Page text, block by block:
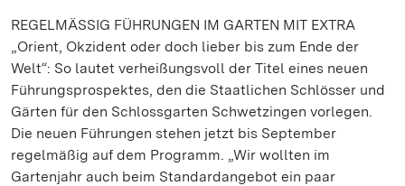
REGELMÄSSIG FÜHRUNGEN IM GARTEN MIT EXTRA
„Orient, Okzident oder doch lieber bis zum Ende der
Welt“: So lautet verheißungsvoll der Titel eines neuen
Führungsprospektes, den die Staatlichen Schlösser und
Gärten für den Schlossgarten Schwetzingen vorlegen.
Die neuen Führungen stehen jetzt bis September
regelmäßig auf dem Programm. „Wir wollten im
Gartenjahr auch beim Standardangebot ein paar